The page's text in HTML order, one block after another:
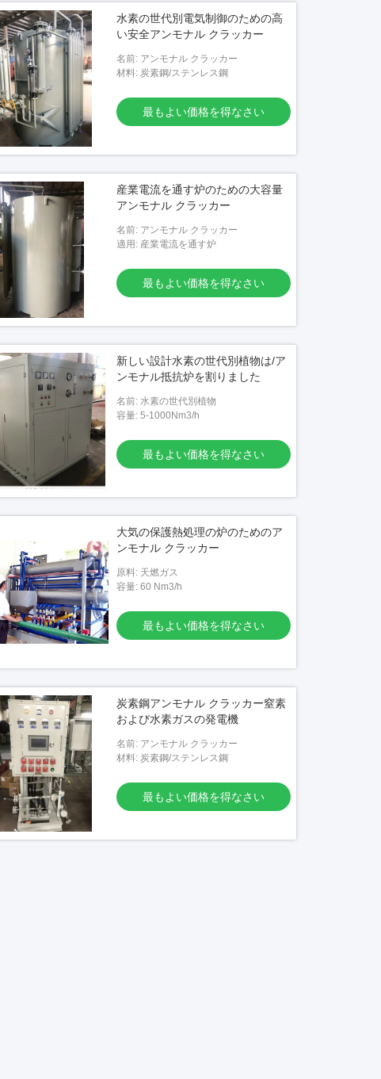
水素の世代別電気制御のための高
い安全アンモナル クラッカー
名前: アンモナル クラッカー
材料: 炭素鋼/ステンレス鋼
最もよい価格を得なさい
産業電流を通す炉のための大容量
アンモナル クラッカー
名前: アンモナル クラッカー
適用: 産業電流を通す炉
最もよい価格を得なさい
新しい設計水素の世代別植物は/ア
ンモナル抵抗炉を割りました
名前: 水素の世代別植物
容量: 5-1000Nm3/h
最もよい価格を得なさい
大気の保護熱処理の炉のためのア
ンモナル クラッカー
原料: 天燃ガス
容量: 60 Nm3/h
最もよい価格を得なさい
炭素鋼アンモナル クラッカー窒素
および水素ガスの発電機
名前: アンモナル クラッカー
材料: 炭素鋼/ステンレス鋼
最もよい価格を得なさい